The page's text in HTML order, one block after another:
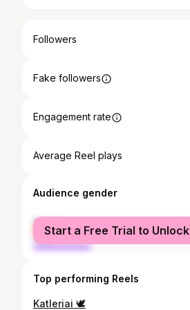
Followers
Fake followers
Engagement rate
Average Reel plays
Audience gender
female
male
Start a Free Trial to Unlock
Top performing Reels
Katleriai 🕊️